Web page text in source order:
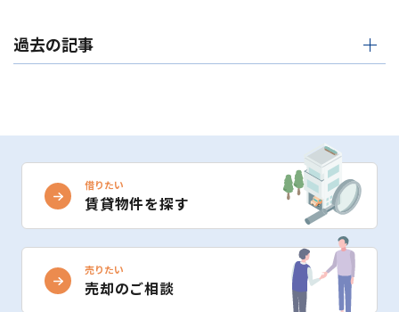
過去の記事
借りたい
賃貸物件を探す
売りたい
売却のご相談